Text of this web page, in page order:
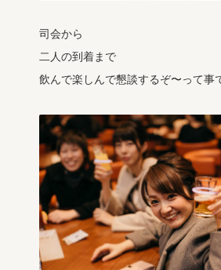
司会から
二人の到着まで
飲んで楽しんで懇談するぞ〜って事